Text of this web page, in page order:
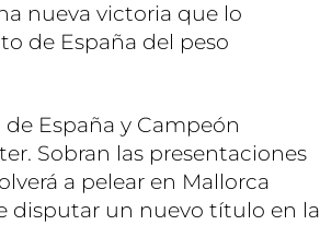
nueva victoria que lo
de España del peso
España y Campeón
Sobran las presentaciones
a pelear en Mallorca
disputar un nuevo título en la